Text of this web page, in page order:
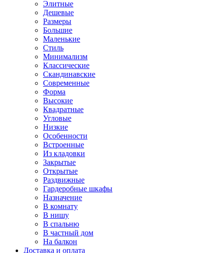
Элитные
Дешевые
Размеры
Большие
Маленькие
Стиль
Минимализм
Классические
Скандинавские
Современные
Форма
Высокие
Квадратные
Угловые
Низкие
Особенности
Встроенные
Из кладовки
Закрытые
Открытые
Раздвижные
Гардеробные шкафы
Назначение
В комнату
В нишу
В спальню
В частный дом
На балкон
Доставка и оплата